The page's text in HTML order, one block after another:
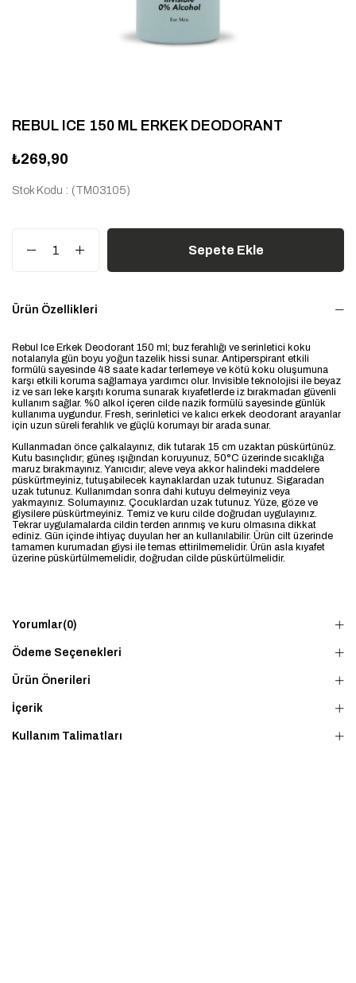
REBUL ICE 150 ML ERKEK DEODORANT
₺269,90
Stok Kodu (TM03105)
Ürün Özellikleri
Rebul Ice Erkek Deodorant 150 ml; buz ferahlığı ve serinletici koku
notalarıyla gün boyu yoğun tazelik hissi sunar. Antiperspirant etkili
formülü sayesinde 48 saate kadar terlemeye ve kötü koku oluşumuna
karşı etkili koruma sağlamaya yardımcı olur. Invisible teknolojisi ile beyaz
iz ve sarı leke karşıtı koruma sunarak kıyafetlerde iz bırakmadan güvenli
kullanım sağlar. %0 alkol içeren cilde nazik formülü sayesinde günlük
kullanıma uygundur. Fresh, serinletici ve kalıcı erkek deodorant arayanlar
için uzun süreli ferahlık ve güçlü korumayı bir arada sunar.
Kullanmadan önce çalkalayınız, dik tutarak 15 cm uzaktan püskürtünüz.
Kutu basınçlıdır; güneş ışığından koruyunuz, 50°C üzerinde sıcaklığa
maruz bırakmayınız. Yanıcıdır; aleve veya akkor halindeki maddelere
püskürtmeyiniz, tutuşabilecek kaynaklardan uzak tutunuz. Sigaradan
uzak tutunuz. Kullanımdan sonra dahi kutuyu delmeyiniz veya
yakmayınız. Solumayınız. Çocuklardan uzak tutunuz. Yüze, göze ve
giysilere püskürtmeyiniz. Temiz ve kuru cilde doğrudan uygulayınız.
Tekrar uygulamalarda cildin terden arınmış ve kuru olmasına dikkat
ediniz. Gün içinde ihtiyaç duyulan her an kullanılabilir. Ürün cilt üzerinde
tamamen kurumadan giysi ile temas ettirilmemelidir. Ürün asla kıyafet
üzerine püskürtülmemelidir, doğrudan cilde püskürtülmelidir.
Yorumlar(0)
Ödeme Seçenekleri
Ürün Önerileri
İçerik
Kullanım Talimatları